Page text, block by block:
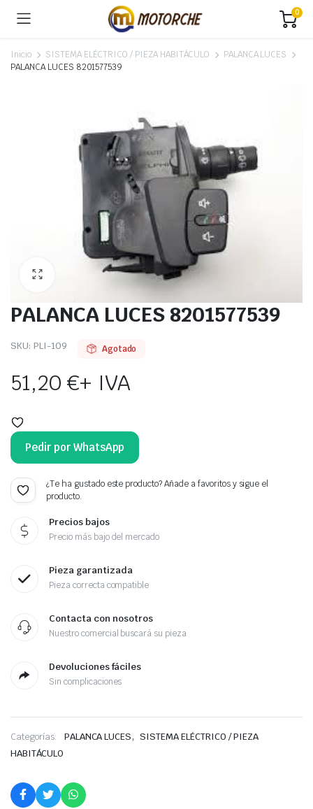
0
Inicio SISTEMA ELÉCTRICO / PIEZA HABITÁCULO
PALANCA LUCES
PALANCA LUCES 8201577539
PALANCA LUCES 8201577539
SKU: PLI-109 Agotado
51,20€+ IVA
Pedir por WhatsApp
¿Te ha gustado este producto? Añade a favoritos y sigue el
producto.
Precios bajos
Precio más bajo del mercado
Pieza garantizada
Pieza correcta compatible
Contacta con nosotros
Nuestro comercial buscará su pieza
Devoluciones fáciles
Sin complicaciones
Categorías: PALANCA LUCES, SISTEMA ELÉCTRICO / PIEZA
HABITÁCULO